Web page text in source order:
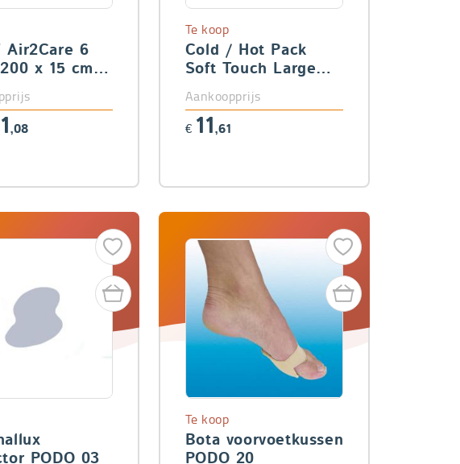
Air2Care 6
x 15 cm)
,08
Cold / Hot Pack
Soft Touch Large
Te koop
Aankoopprijs
€ 11,61
corrector PODO 03
Bota voorvoetkussen
PODO 20
Te koop